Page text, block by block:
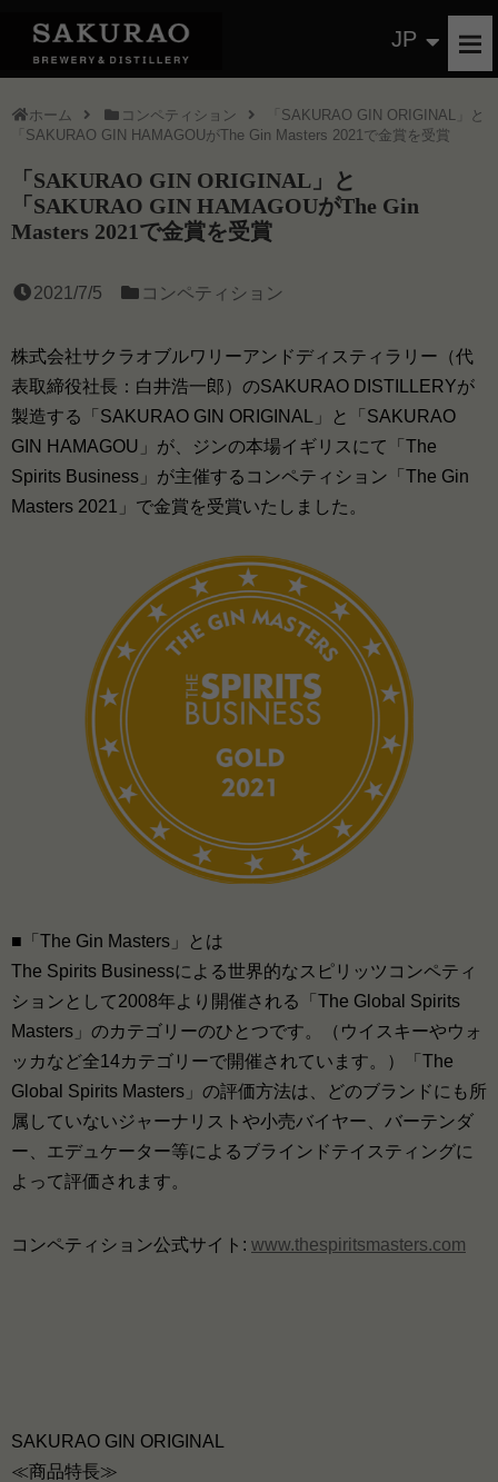
JP
ホーム コンペティション
「SAKURAO GIN ORIGINAL」と
「SAKURAO GIN HAMAGOUがThe Gin Masters 2021で金賞を受賞
「SAKURAO GIN ORIGINAL」と
「SAKURAO GIN HAMAGOUがThe Gin
Masters 2021で金賞を受賞
2021/7/5 コンペティション
株式会社サクラオブルワリーアンドディスティラリー（代
表取締役社長：白井浩一郎）のSAKURAO DISTILLERYが
製造する「SAKURAO GIN ORIGINAL」と「SAKURAO
GIN HAMAGOU」が、ジンの本場イギリスにて「The
Spirits Business」が主催するコンペティション「The Gin
Masters 2021」で金賞を受賞いたしました。
■「The Gin Masters」とは
The Spirits Businessによる世界的なスピリッツコンペティ
ションとして2008年より開催される「The Global Spirits
Masters」のカテゴリーのひとつです。（ウイスキーやウォ
ッカなど全14カテゴリーで開催されています。）「The
Global Spirits Masters」の評価方法は、どのブランドにも所
属していないジャーナリストや小売バイヤー、バーテンダ
ー、エデュケーター等によるブラインドテイスティングに
よって評価されます。
コンペティション公式サイト: www.thespiritsmasters.com
SAKURAO GIN ORIGINAL
≪商品特長≫